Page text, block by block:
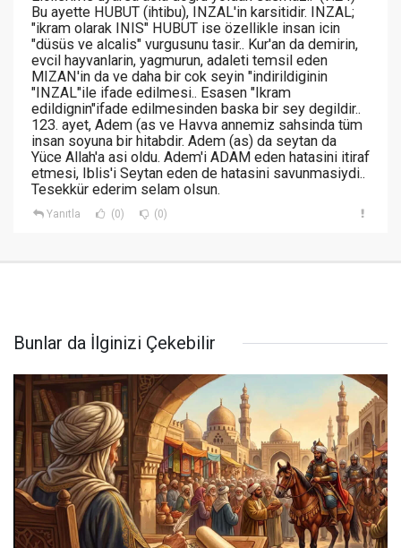
Bu ayette HUBUT (ihtibu), INZAL'in karsitidir. INZAL;
"ikram olarak INIS" HUBUT ise özellikle insan icin
"düsüs ve alcalis" vurgusunu tasir.. Kur'an da demirin,
evcil hayvanlarin, yagmurun, adaleti temsil eden
MIZAN'in da ve daha bir cok seyin "indirildiginin
"INZAL"ile ifade edilmesi.. Esasen "Ikram
edildignin"ifade edilmesinden baska bir sey degildir..
123. ayet, Adem (as ve Havva annemiz sahsinda tüm
insan soyuna bir hitabdir. Adem (as) da seytan da
Yüce Allah'a asi oldu. Adem'i ADAM eden hatasini itiraf
etmesi, Iblis'i Seytan eden de hatasini savunmasiydi..
Tesekkür ederim selam olsun.
Yanıtla (0) (0)
Bunlar da İlginizi Çekebilir